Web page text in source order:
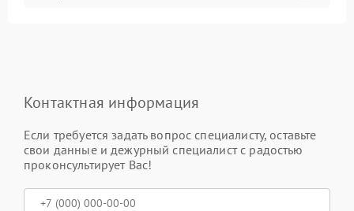
Контактная информация
Если требуется задать вопрос специалисту, оставьте
свои данные и дежурный специалист с радостью
проконсультирует Вас!